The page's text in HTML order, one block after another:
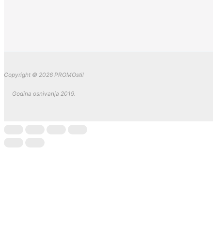
Copyright © 2026 PROMOstil
Godina osnivanja 2019.